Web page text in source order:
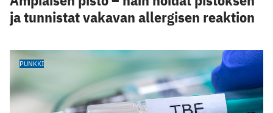
ja tunnistat vakavan allergisen reaktion
PUNKKI